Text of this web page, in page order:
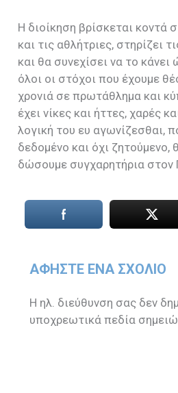
Η διοίκηση βρίσκεται κοντά
και τις αθλήτριες, στηρίζει
και θα συνεχίσει να το
όλοι οι στόχοι που έχουμε
χρονιά σε πρωτάθλημα και
έχει νίκες και ήττες, χαρές
λογική του ευ αγωνίζεσθαι,
δεδομένο και όχι ζητούμενο,
δώσουμε συγχαρητήρια στον
ΑΦΉΣΤΕ ΈΝΑ ΣΧΌΛΙΟ
Η ηλ. διεύθυνση σας δεν
υποχρεωτικά πεδία